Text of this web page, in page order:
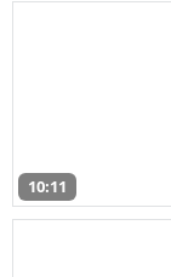
10:11